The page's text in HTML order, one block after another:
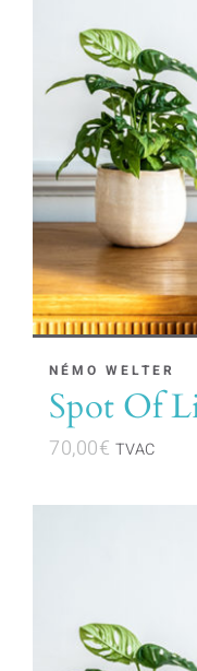
NÉMO WELTER
Spot Of
70,00€ TVAC